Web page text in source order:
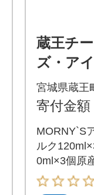
蔵王チ
ズ・ア
ム」6個
468】
宮城県蔵王
寄付金額
MORNY`S
ルク
0ml×3個原
県製造地: